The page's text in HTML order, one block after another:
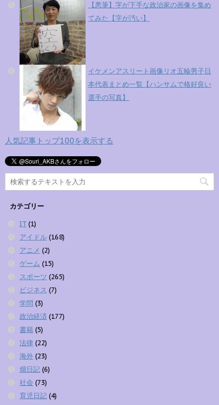
【悪筆】字が下手な政治家の画像を集め
てみた【字が汚い】
イケメンアスリート画像リオ五輪男子日
本代表まとめ一覧【ハンサムで格好良い
選手の写真】
人気記事トップ100を表示する
カテゴリー
IT (1)
アイドル (168)
アニメ (2)
ゲーム (15)
スポーツ (265)
ビジネス (7)
学問 (3)
政治経済 (177)
書籍 (5)
法律 (22)
海外 (23)
畑日記 (6)
社会 (73)
育児日記 (4)